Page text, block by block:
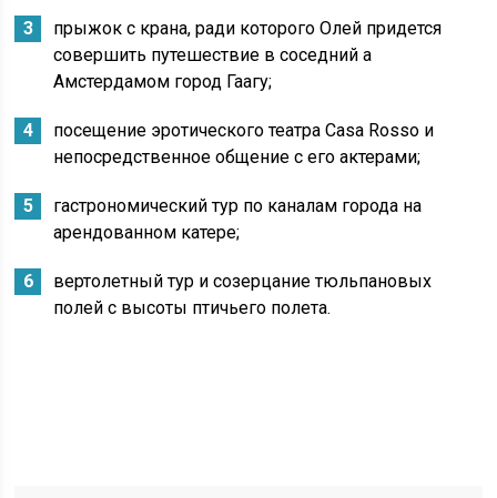
прыжок с крана, ради которого Олей придется
совершить путешествие в соседний а
Амстердамом город Гаагу;
посещение эротического театра Casa Rosso и
непосредственное общение с его актерами;
гастрономический тур по каналам города на
арендованном катере;
вертолетный тур и созерцание тюльпановых
полей с высоты птичьего полета.